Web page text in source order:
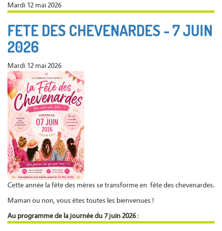
Mardi 12 mai 2026
FETE DES CHEVENARDES - 7 JUIN
2026
Mardi 12 mai 2026
Cette année la fête des mères se transforme en fête des chevenardes.
Maman ou non, vous êtes toutes les bienvenues !
Au programme de la journée du 7 juin 2026: